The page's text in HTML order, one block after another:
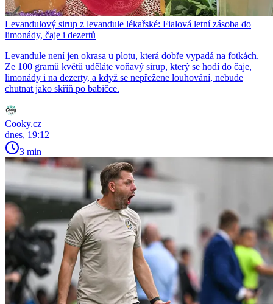
Levandulový sirup z levandule lékařské: Fialová letní zásoba do
limonády, čaje i dezertů
Levandule není jen okrasa u plotu, která dobře vypadá na fotkách.
Ze 100 gramů květů uděláte voňavý sirup, který se hodí do čaje,
limonády i na dezerty, a když se nepřežene louhování, nebude
chutnat jako skříň po babičce.
Cooky.cz
dnes, 19:12
3 min